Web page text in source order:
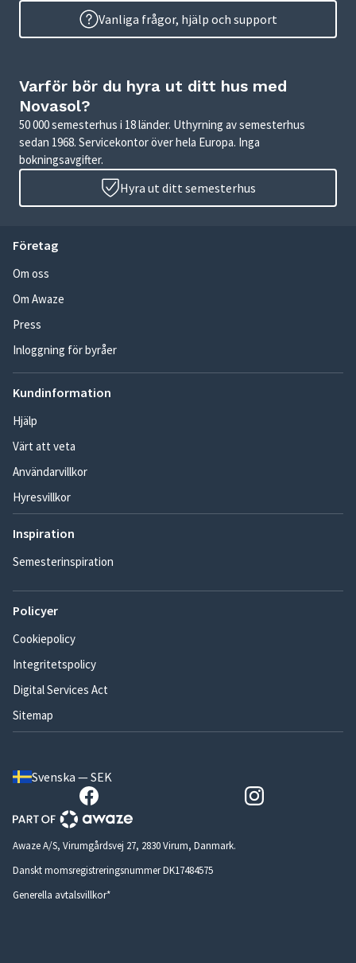
Vanliga frågor, hjälp och support
Varför bör du hyra ut ditt hus med
Novasol?
50 000 semesterhus i 18 länder. Uthyrning av semesterhus
sedan 1968. Servicekontor över hela Europa. Inga
bokningsavgifter.
Hyra ut ditt semesterhus
Företag
Om oss
Om Awaze
Press
Inloggning för byråer
Kundinformation
Hjälp
Värt att veta
Användarvillkor
Hyresvillkor
Inspiration
Semesterinspiration
Policyer
Cookiepolicy
Integritetspolicy
Digital Services Act
Sitemap
Svenska — SEK
Awaze A/S, Virumgårdsvej 27, 2830 Virum, Danmark.
Danskt momsregistreringsnummer DK17484575
Generella avtalsvillkor*